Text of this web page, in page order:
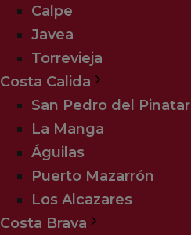
Calpe
Javea
Torrevieja
Costa Calida
San Pedro del Pinatar
La Manga
Águilas
Puerto Mazarrón
Los Alcazares
Costa Brava